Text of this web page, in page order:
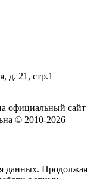
д. 21, стр.1
официальный сайт
© 2010-2026
данных. Продолжая